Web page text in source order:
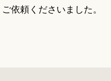
依頼くださいました。